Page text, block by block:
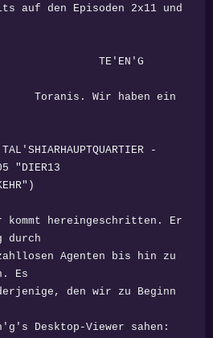
Episoden 2x11 und
haben ein
-
"DIER13
Er
durch
bis hin zu
Es
wir zu Beginn
Viewer sahen: